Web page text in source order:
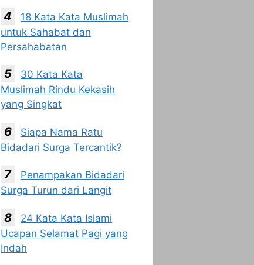
18 Kata Kata Muslimah
untuk Sahabat dan
Persahabatan
30 Kata Kata
Muslimah Rindu Kekasih
yang Singkat
Siapa Nama Ratu
Bidadari Surga Tercantik?
Penampakan Bidadari
Surga Turun dari Langit
24 Kata Kata Islami
Ucapan Selamat Pagi yang
Indah